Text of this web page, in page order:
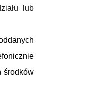
lub
środków